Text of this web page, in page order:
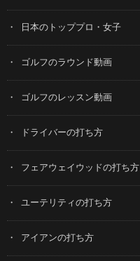
日本のトッププロ・女子
ゴルフのラウンド動画
ゴルフのレッスン動画
ドライバーの打ち方
フェアウェイウッドの打ち方
ユーテリティの打ち方
アイアンの打ち方